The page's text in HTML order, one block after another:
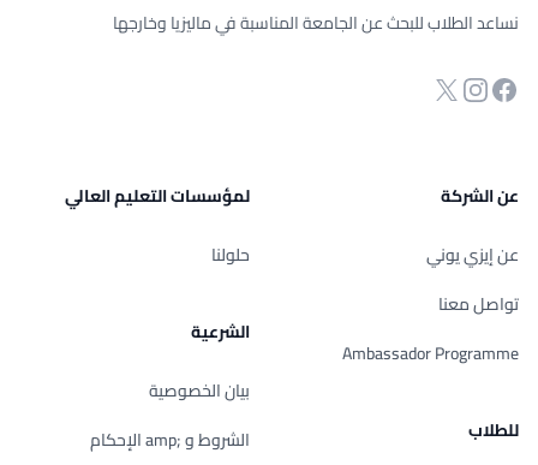
نساعد الطلاب للبحث عن الجامعة المناسبة في ماليزيا وخارجها
صفحة الفيسبوك
انستجرام
Twitter
عن الشركة
عن إيزي يوني
تواصل معنا
Ambassador Programme
للطلاب
لمؤسسات التعليم العالي
حلولنا
الشرعية
بيان الخصوصية
الشروط و ;amp الإحكام